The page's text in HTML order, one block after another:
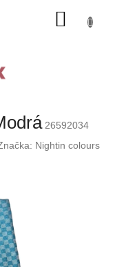
26592034
Nightin colours